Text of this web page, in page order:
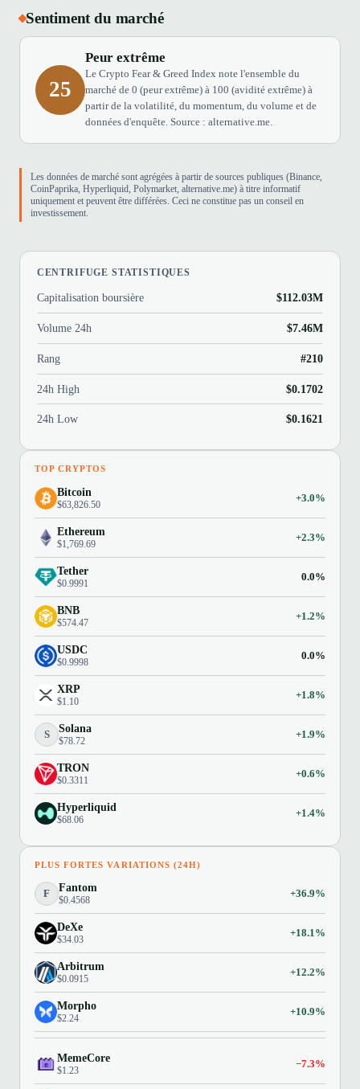
Sentiment du marché
25
Peur extrême
Le Crypto Fear & Greed Index note l'ensemble du
marché de 0 (peur extrême) à 100 (avidité extrême) à
partir de la volatilité, du momentum, du volume et de
données d'enquête. Source : alternative.me.
Les données de marché sont agrégées à partir de sources publiques (Binance,
CoinPaprika, Hyperliquid, Polymarket, alternative.me) à titre informatif
uniquement et peuvent être différées. Ceci ne constitue pas un conseil en
investissement.
CENTRIFUGE STATISTIQUES
Capitalisation boursière $112.03M
Volume 24h $7.46M
Rang #210
24h High $0.1702
24h Low $0.1621
TOP CRYPTOS
Bitcoin
$63,826.50
+3.0%
Ethereum
$1,769.69
+2.3%
Tether
$0.9991
0.0%
BNB
$574.47
+1.2%
USDC
$0.9998
0.0%
XRP
$1.10
+1.8%
S Solana
$78.72
+1.9%
TRON
$0.3311
+0.6%
Hyperliquid
$68.06
+1.4%
PLUS FORTES VARIATIONS (24H)
F Fantom
$0.4568
+36.9%
DeXe
$34.03
+18.1%
Arbitrum
$0.0915
+12.2%
Morpho
$2.24
+10.9%
MemeCore
$1.23
−7.3%